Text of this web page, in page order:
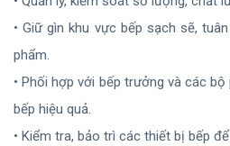
• Giữ gìn khu vực bếp sạch sẽ,
phẩm.
• Phối hợp với bếp trưởng và các
bếp hiệu quả.
• Kiểm tra, bảo trì các thiết bị bếp